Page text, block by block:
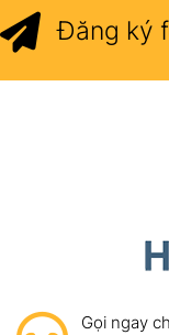
Đăng ký
Gọi ngay